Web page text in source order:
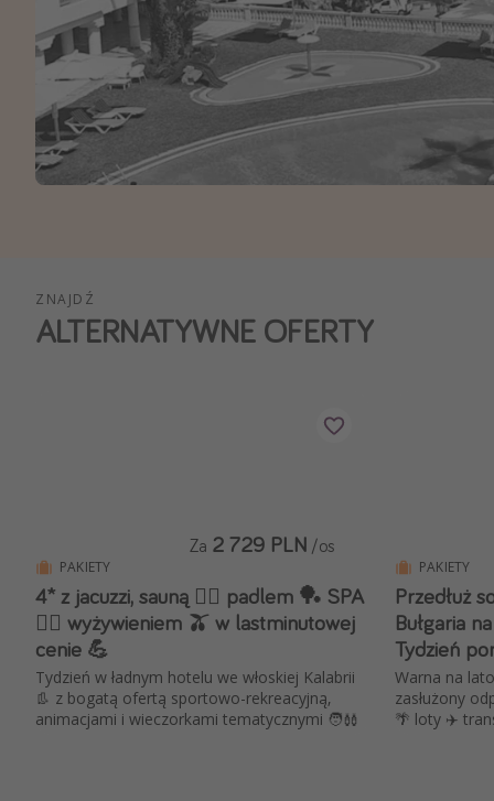
ZNAJDŹ
ALTERNATYWNE OFERTY
PAKIETY
4* z jacuzzi, sauną 🧖‍♀️ padlem 🏓 SPA
💆‍♀️ wyżywieniem 🫒 w lastminutowej
cenie 💪
Tydzień w ładnym hotelu we włoskiej Kalabrii
👢 z bogatą ofertą sportowo-rekreacyjną,
animacjami i wieczorkami tematycznymi 🧑‍🩰
Za 2 729 PLN /os
PAKIETY
Przedłuż
Bułgaria
Tydzień
Warna na
zasłużony
🌴 loty ✈️